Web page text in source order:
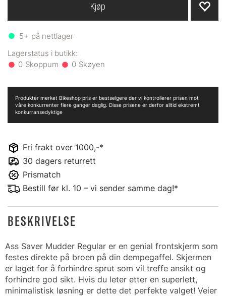
5+ på nettlager
0 0
Kjøp
Fri frakt over 1000,-*
30 dagers returrett
Prismatch
Bestill før kl. 10 – vi sender samme dag!*
Produkter merket Bikeshop pris er bestselgere der vi kontrollerer prisen mot
våre konkurrenter flere ganger daglig. Disse prisene er derfor alltid ekstremt
konkurransedyktige
BESKRIVELSE
Ass Saver Mudder Regular er en genial frontskjerm som
festes direkte på broen på din dempegaffel. Skjermen
er laget for å forhindre sprut som vil treffe ansikt og
forhindre god sikt. Hvis du leter etter en superlett,
minimalistisk løsning er dette det perfekte valget! Veier